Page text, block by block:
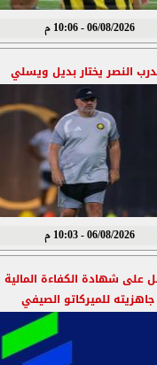
06/08/2026 - 10:06 م
النصر يختار بديل ويسلي
06/08/2026 - 10:03 م
على شهادة الكفاءة
جاهزيته للميركاتو الصيفي